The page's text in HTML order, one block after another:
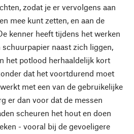
zodat je er vervolgens aan
mee kunt zetten, en aan de
kenner heeft tijdens het werken
naast zich liggen,
het potlood herhaaldelijk kort
dat het voortdurend moet
met een van de gebruikelijke
er dan voor dat de messen
scheuren het hout en doen
- vooral bij de gevoeligere